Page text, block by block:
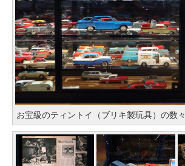
お宝級のティントイ（ブリキ製玩具）の数々